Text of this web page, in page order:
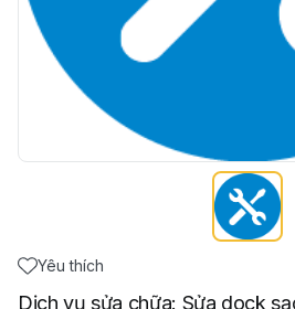
Yêu thích
Dịch vụ sửa chữa: Sửa dock